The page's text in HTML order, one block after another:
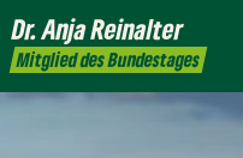
Dr. AnjaReinalter
Mitglied des Bundestages